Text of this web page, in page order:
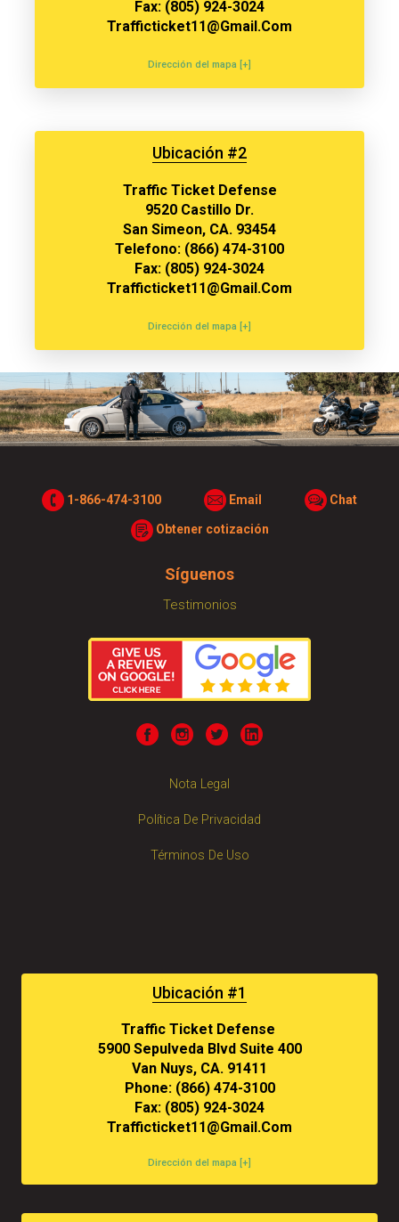
Fax: (805) 924-3024
Trafficticket11@gmail.com
Dirección del mapa [+]
Ubicación #2
Traffic Ticket Defense
9520 Castillo Dr.
San Simeon, CA. 93454
Telefono: (866) 474-3100
Fax: (805) 924-3024
Trafficticket11@gmail.com
Dirección del mapa [+]
1-866-474-3100 Email Chat
Obtener cotización
Síguenos
Testimonios
Nota Legal
Política De Privacidad
Términos De Uso
Ubicación #1
Traffic Ticket Defense
5900 Sepulveda Blvd Suite 400
Van Nuys, CA. 91411
Phone: (866) 474-3100
Fax: (805) 924-3024
Trafficticket11@gmail.com
Dirección del mapa [+]